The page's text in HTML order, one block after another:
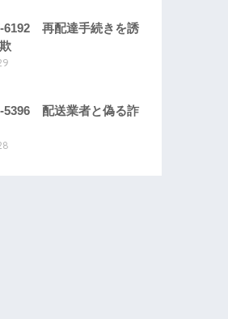
6192 再配達手続きを誘
5396 配送業者と偽る詐